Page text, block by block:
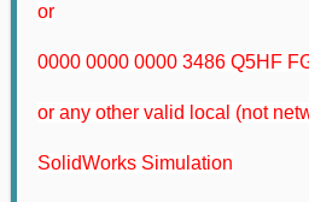
or
0000 0000 0000 3486 Q5HF
or any other valid local (not
SolidWorks Simulation